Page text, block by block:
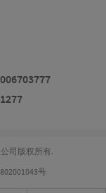
司版权所有.
号